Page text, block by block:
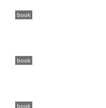
book
book
book